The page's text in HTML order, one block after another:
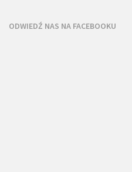
ODWIEDŹ NAS NA FACEBOOKU